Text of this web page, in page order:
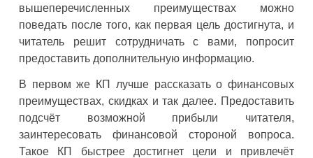
вышеперечисленных преимуществах можно
поведать после того, как первая цель достигнута, и
читатель решит сотрудничать с вами, попросит
предоставить дополнительную информацию.
В первом же КП лучше рассказать о финансовых
преимуществах, скидках и так далее. Предоставить
подсчёт возможной прибыли читателя,
заинтересовать финансовой стороной вопроса.
Такое КП быстрее достигнет цели и привлечёт